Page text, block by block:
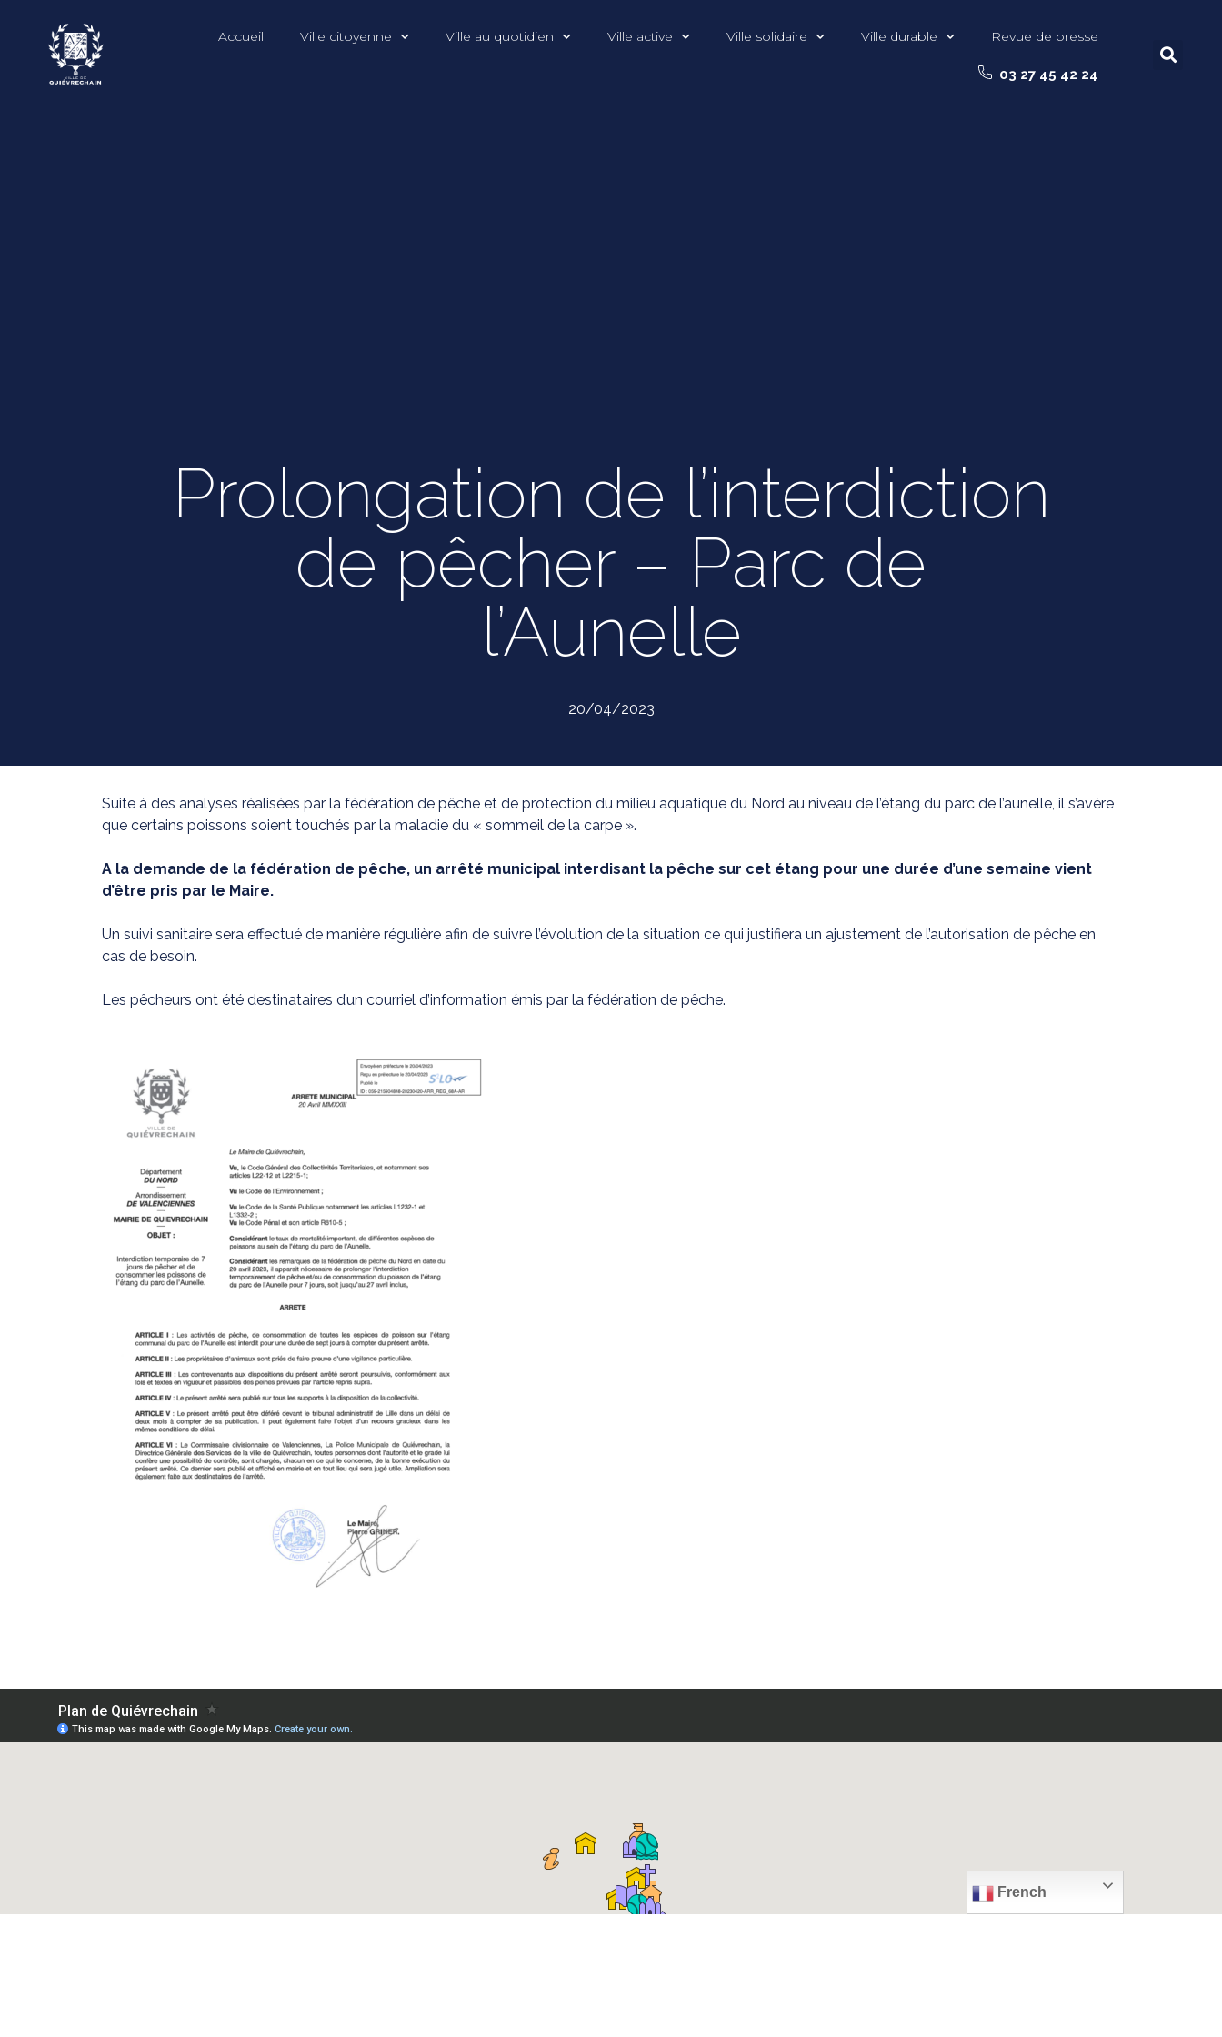
Accueil Ville citoyenne Ville au quotidien Ville active Ville solidaire Ville durable Revue de presse
03 27 45 42 24
Prolongation de l’interdiction
de pêcher – Parc de
l’Aunelle
20/04/2023
Suite à des analyses réalisées par la fédération de pêche et de protection du milieu aquatique du Nord au niveau de l’étang du parc de l’aunelle, il s’avère
que certains poissons soient touchés par la maladie du « sommeil de la carpe ».
A la demande de la fédération de pêche, un arrêté municipal interdisant la pêche sur cet étang pour une durée d’une semaine vient
d’être pris par le Maire.
Un suivi sanitaire sera effectué de manière régulière afin de suivre l’évolution de la situation ce qui justifiera un ajustement de l’autorisation de pêche en
cas de besoin.
Les pêcheurs ont été destinataires d’un courriel d’information émis par la fédération de pêche.
French